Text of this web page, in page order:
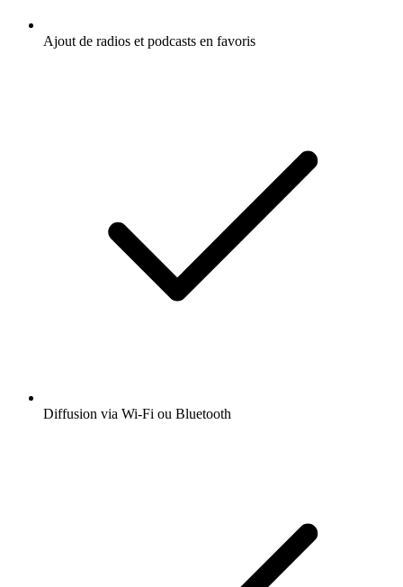
Ajout de radios et podcasts en favoris
Diffusion via Wi-Fi ou Bluetooth